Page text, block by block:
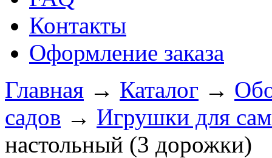
Контакты
Оформление заказа
Главная → Каталог →
садов → Игрушки для
настольный (3 дорожки)